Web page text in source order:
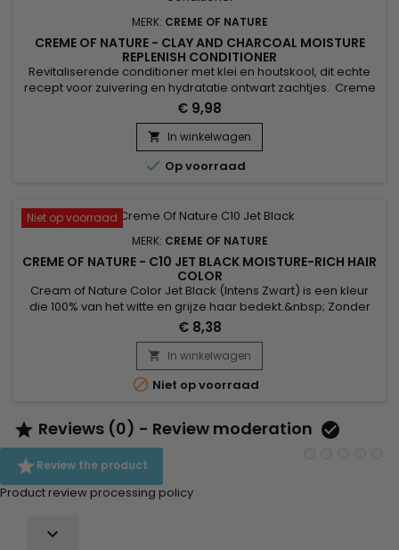
MERK: CREME OF NATURE
CREME OF NATURE - CLAY AND CHARCOAL MOISTURE
REPLENISH CONDITIONER
Revitaliserende conditioner met klei en houtskool, dit echte
recept voor zuivering en hydratatie ontwart zachtjes. Creme
of Nature Clay en Charcoal Moisture Resplenish Conditioner
is ontwikkeld om de natuurlijke conditie van het haar aan te
vullen en te herstellen. Verrijkt met panthenol, klei, actieve
kool en arganolie, biedt Crème of Nature...
€ 9,98
 In winkelwagen
 Op voorraad
Niet op voorraad
MERK: CREME OF NATURE
CREME OF NATURE - C10 JET BLACK MOISTURE-RICH HAIR
COLOR
Cream of Nature Color Jet Black (Intens Zwart) is een kleur
die 100% van het witte en grijze haar bedekt.&nbsp; Zonder
ammoniak, stimuleert Cream of Nature de intensiteit van de
kleur van uw haar en verbetert zichtbaar de gebruikskwaliteit
na gebruik.&nbsp; Het garandeert een optimaal comfort van
de hoofdhuid en zorgt voor een rijke en duurzame...
€ 8,38
 In winkelwagen
 Niet op voorraad
 Reviews (0) - Review moderation 
Review the product
Product review processing policy
